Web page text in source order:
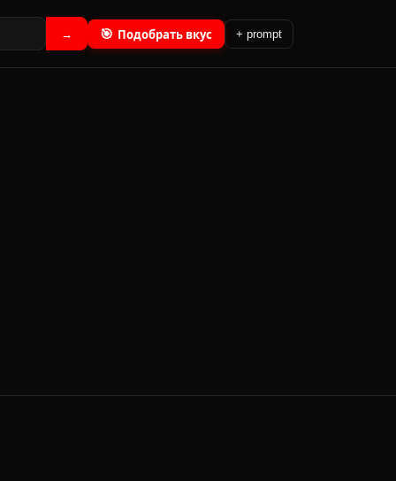
→ 🎯 Подобрать вкус + prompt